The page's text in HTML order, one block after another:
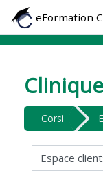
Vai al contenuto
eFormation
Corsi
Categorie di